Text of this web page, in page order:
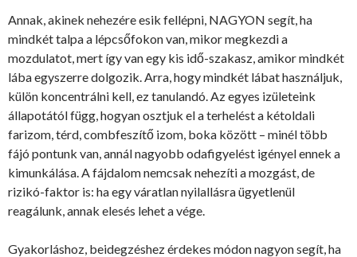
Annak, akinek nehezére esik fellépni, NAGYON segít, ha
mindkét talpa a lépcsőfokon van, mikor megkezdi a
mozdulatot, mert így van egy kis idő-szakasz, amikor mindkét
lába egyszerre dolgozik. Arra, hogy mindkét lábat használjuk,
külön koncentrálni kell, ez tanulandó. Az egyes izületeink
állapotától függ, hogyan osztjuk el a terhelést a kétoldali
farizom, térd, combfeszítő izom, boka között – minél több
fájó pontunk van, annál nagyobb odafigyelést igényel ennek a
kimunkálása. A fájdalom nemcsak nehezíti a mozgást, de
rizikó-faktor is: ha egy váratlan nyilallásra ügyetlenül
reagálunk, annak elesés lehet a vége.
Gyakorláshoz, beidegzéshez érdekes módon nagyon segít, ha